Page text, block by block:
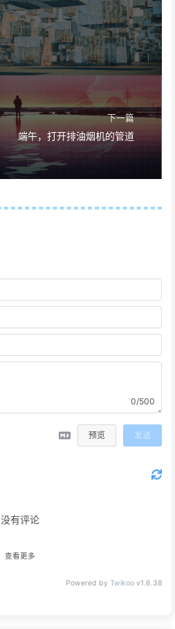
下一篇
端午，打开排油烟机的管道
0/500
预览 发送
没有评论
查看更多
Powered by Twikoo v1.6.38